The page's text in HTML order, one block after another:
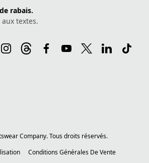
rabais.
textes.
Company. Tous droits réservés.
Conditions Générales De Vente